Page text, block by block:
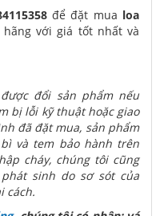
để đặt mua loa
với giá tốt nhất và
đổi sản phẩm nếu
bị lỗi kỹ thuật hoặc giao
đã đặt mua, sản phẩm
và tem bảo hành trên
cháy, chúng tôi cũng
sinh do sơ sót của
cách.